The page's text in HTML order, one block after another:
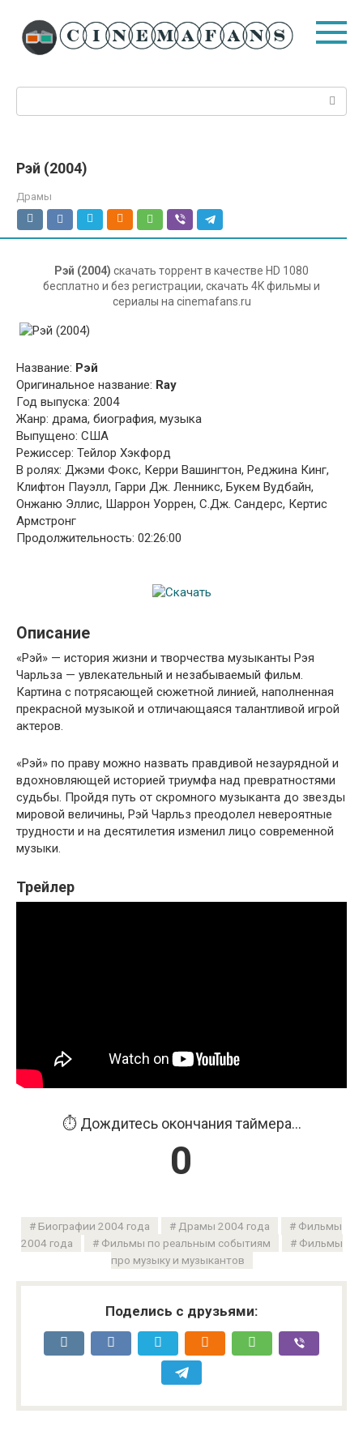
контенту
Рэй (2004)
Драмы
Рэй (2004) скачать торрент в качестве HD 1080
бесплатно и без регистрации, скачать 4K фильмы и
сериалы на cinemafans.ru
Название: Рэй
Оригинальное название: Ray
Год выпуска: 2004
Жанр: драма, биография, музыка
Выпущено: США
Режиссер: Тейлор Хэкфорд
В ролях: Джэми Фокс, Керри Вашингтон, Реджина Кинг,
Клифтон Пауэлл, Гарри Дж. Ленникс, Букем Вудбайн,
Онжаню Эллис, Шаррон Уоррен, С.Дж. Сандерс, Кертис
Армстронг
Продолжительность: 02:26:00
Описание
«Рэй» — история жизни и творчества музыканты Рэя
Чарльза — увлекательный и незабываемый фильм.
Картина с потрясающей сюжетной линией, наполненная
прекрасной музыкой и отличающаяся талантливой игрой
актеров.
«Рэй» по праву можно назвать правдивой незаурядной и
вдохновляющей историей триумфа над превратностями
судьбы. Пройдя путь от скромного музыканта до звезды
мировой величины, Рэй Чарльз преодолел невероятные
трудности и на десятилетия изменил лицо современной
музыки.
Трейлер
про музыку и музыкантов
Поделись с друзьями: